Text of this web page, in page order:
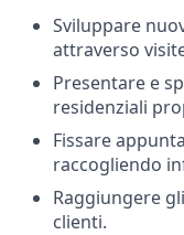
Sviluppare
attraverso
Presentare e
residenziali
Fissare
raccogliendo
Raggiungere
clienti.